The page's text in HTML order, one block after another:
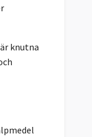
knutna